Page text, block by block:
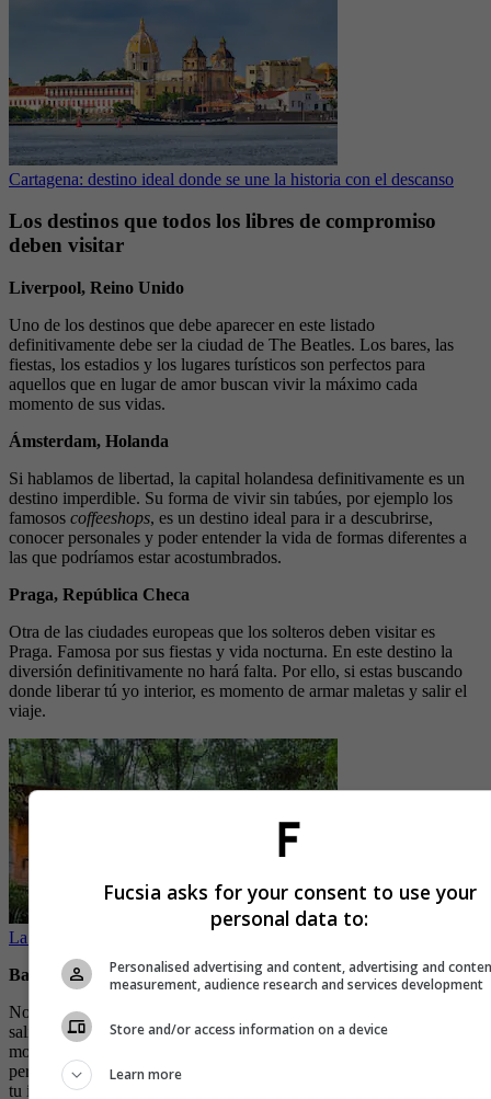
Cartagena: destino ideal donde se une la historia con el descanso
Los destinos que todos los libres de compromiso
deben visitar
Liverpool, Reino Unido
Uno de los destinos que debe aparecer en este listado
definitivamente debe ser la ciudad de The Beatles. Los bares, las
fiestas, los estadios y los lugares turísticos son perfectos para
aquellos que en lugar de amor buscan vivir la máximo cada
momento de sus vidas.
Ámsterdam, Holanda
Si hablamos de libertad, la capital holandesa definitivamente es un
destino imperdible. Su forma de vivir sin tabúes, por ejemplo los
famosos coffeeshops, es un destino ideal para ir a descubrirse,
conocer personales y poder entender la vida de formas diferentes a
las que podríamos estar acostumbrados.
Praga, República Checa
Otra de las ciudades europeas que los solteros deben visitar es
Praga. Famosa por sus fiestas y vida nocturna. En este destino la
diversión definitivamente no hará falta. Por ello, si estas buscando
donde liberar tú yo interior, es momento de armar maletas y salir el
viaje.
La apuesta para visibilizar el arte mexicano a través del turismo
Bali, Indonesia
No todo es fiesta y si eres un soltero que busca desconectarse y
salirse de la rutina, esta isla puede ser lo que estas buscando. Sus
montañas, arrecifes y famosos lugares de relajación pueden ser
perfectos. Las experiencias que se pueden vivir para conectarse con
tu interior son un plan perfecto para los famosos ‘sin compromiso’.
Fucsia asks for your consent to use your
personal data to:
Personalised advertising and content, advertising and
measurement, audience research and services development
Store and/or access information on a device
Learn more